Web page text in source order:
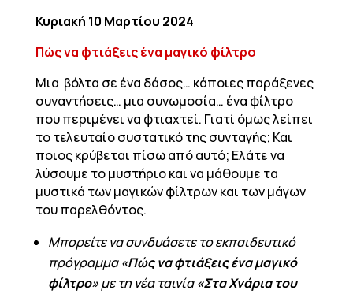
Κυριακή 10 Μαρτίου 2024
Πώς να φτιάξεις ένα μαγικό φίλτρο
Μια βόλτα σε ένα δάσος… κάποιες παράξενες
συναντήσεις… μια συνωμοσία… ένα φίλτρο
που περιμένει να φτιαχτεί. Γιατί όμως λείπει
το τελευταίο συστατικό της συνταγής; Και
ποιος κρύβεται πίσω από αυτό; Ελάτε να
λύσουμε το μυστήριο και να μάθουμε τα
μυστικά των μαγικών φίλτρων και των μάγων
του παρελθόντος.
Μπορείτε να συνδυάσετε το εκπαιδευτικό
πρόγραμμα«Πώς να φτιάξεις ένα μαγικό
φίλτρο»με τη νέα ταινία«Στα Χνάρια του